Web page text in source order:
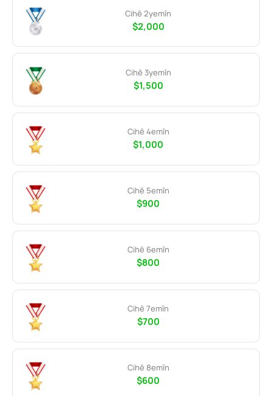
Cihê 2yemîn
$2,000
Cihê 3yemîn
$1,500
Cihê 4emîn
$1,000
Cihê 5emîn
$900
Cihê 6emîn
$800
Cihê 7emîn
$700
Cihê 8emîn
$600